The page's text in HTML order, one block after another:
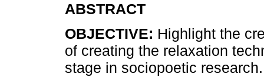
ABSTRACT
OBJECTIVE: Highlight the
of creating the relaxation
stage in sociopoetic research.